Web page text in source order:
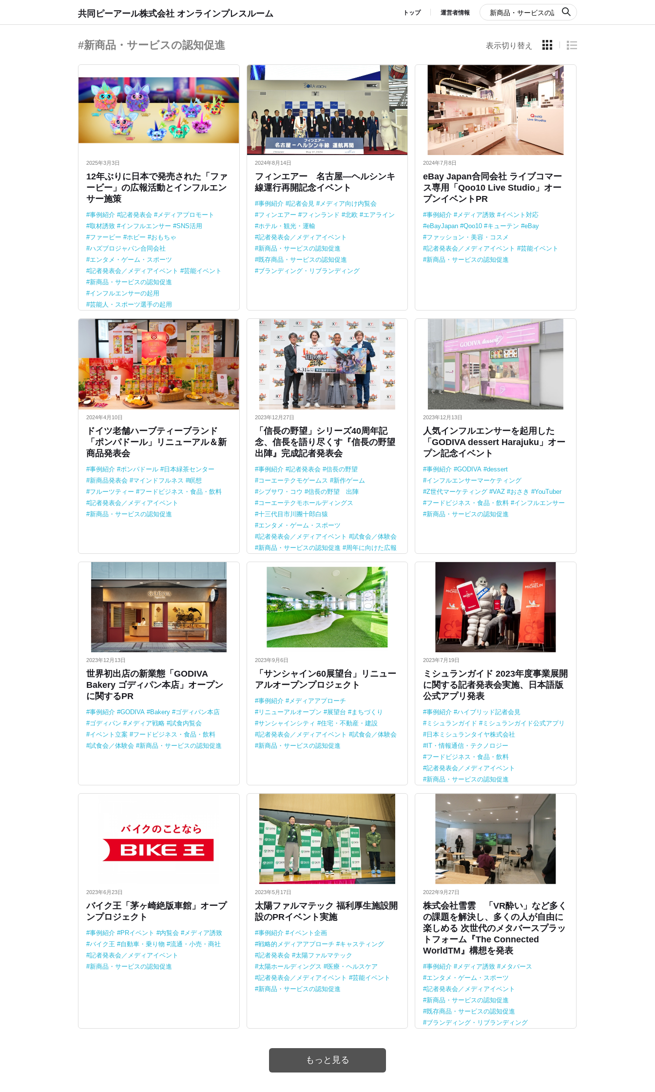
共同ピーアール株式会社 オンラインプレスルーム トップ 運営者情報
#新商品・サービスの認知促進 表示切り替え
2025年3月3日
12年ぶりに日本で発売された「ファ
ービー」の広報活動とインフルエン
サー施策
事例紹介 記者発表会
メディアプロモート
取材誘致
インフルエンサー
SNS活用
ファービー
ホビー
おもちゃ
ハズブロジャパン合同会社
エンタメ・ゲーム・スポーツ
記者発表会／メディアイベント
芸能イベント
新商品・サービスの認知促進
インフルエンサーの起用
芸能人・スポーツ選手の起用
2024年8月14日
フィンエアー 名古屋―ヘルシンキ
線運行再開記念イベント
事例紹介 記者会見
メディア向け内覧会
フィンエアー
フィンランド 北欧
エアライン
ホテル・観光・運輸
記者発表会／メディアイベント
新商品・サービスの認知促進
既存商品・サービスの認知促進
ブランディング・リブランディング
2024年7月8日
eBay Japan合同会社 ライブコマー
ス専用「Qoo10 Live Studio」オー
プンイベントPR
事例紹介 メディア誘致
イベント対応
eBayJapan
Qoo10 キューテン
eBay
ファッション・美容・コスメ
記者発表会／メディアイベント
芸能イベント
新商品・サービスの認知促進
2024年4月10日
ドイツ老舗ハーブティーブランド
「ポンパドール」リニューアル＆新
商品発表会
事例紹介 ポンパドール
日本緑茶センター
新商品発表会
マインドフルネス
瞑想
フルーツティー
フードビジネス・食品・飲料
記者発表会／メディアイベント
新商品・サービスの認知促進
2023年12月27日
「信長の野望」シリーズ40周年記
念、信長を語り尽くす『信長の野望
出陣』完成記者発表会
事例紹介 記者発表会
信長の野望
コーエーテクモゲームス
新作ゲーム
シブサワ・コウ
信長の野望 出陣
コーエーテクモホールディングス
十三代目市川團十郎白猿
エンタメ・ゲーム・スポーツ
記者発表会／メディアイベント
試食会／体験会
新商品・サービスの認知促進
周年に向けた広報
2023年12月13日
人気インフルエンサーを起用した
「GODIVA dessert Harajuku」オー
プン記念イベント
事例紹介 GODIVA
dessert
インフルエンサーマーケティング
Z世代マーケティング
VAZ おさき
YouTuber
フードビジネス・食品・飲料
インフルエンサー
新商品・サービスの認知促進
2023年12月13日
世界初出店の新業態「GODIVA
Bakery ゴディパン本店」オープン
に関するPR
事例紹介 GODIVA Bakery
ゴディパン本店
ゴディパン
メディア戦略
試食内覧会
イベント立案
フードビジネス・食品・飲料
試食会／体験会
新商品・サービスの認知促進
2023年9月6日
「サンシャイン60展望台」リニュー
アルオープンプロジェクト
事例紹介
メディアアプローチ
リニューアルオープン
展望台
まちづくり
サンシャインシティ
住宅・不動産・建設
記者発表会／メディアイベント
試食会／体験会
新商品・サービスの認知促進
2023年7月19日
ミシュランガイド 2023年度事業展開
に関する記者発表会実施、日本語版
公式アプリ発表
事例紹介
ハイブリッド記者会見
ミシュランガイド
ミシュランガイド公式アプリ
日本ミシュランタイヤ株式会社
IT・情報通信・テクノロジー
フードビジネス・食品・飲料
記者発表会／メディアイベント
新商品・サービスの認知促進
2023年6月23日
バイク王「茅ヶ崎絶版車館」オープ
ンプロジェクト
事例紹介 PRイベント 内覧会
メディア誘致
バイク王
自動車・乗り物
流通・小売・商社
記者発表会／メディアイベント
新商品・サービスの認知促進
2023年5月17日
太陽ファルマテック 福利厚生施設開
設のPRイベント実施
事例紹介
イベント企画
戦略的メディアアプローチ
キャスティング
記者発表会
太陽ファルマテック
太陽ホールディングス
医療・ヘルスケア
記者発表会／メディアイベント
芸能イベント
新商品・サービスの認知促進
2022年9月27日
株式会社雪雲 「VR酔い」など多く
の課題を解決し、多くの人が自由に
楽しめる 次世代のメタバースプラッ
トフォーム『The Connected
WorldTM』構想を発表
事例紹介 メディア誘致
メタバース
エンタメ・ゲーム・スポーツ
記者発表会／メディアイベント
新商品・サービスの認知促進
既存商品・サービスの認知促進
ブランディング・リブランディング
もっと見る